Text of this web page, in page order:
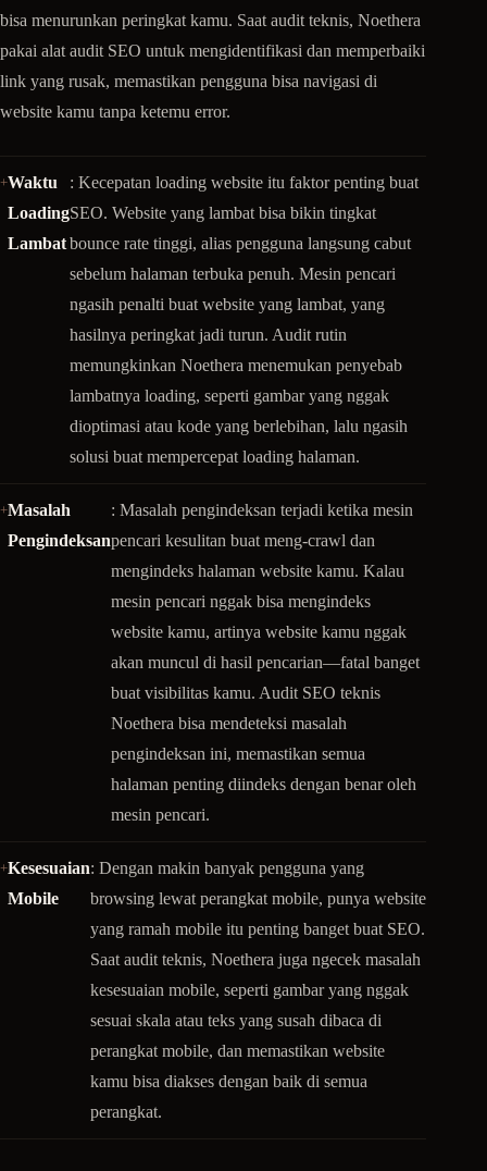
bisa menurunkan peringkat kamu. Saat audit teknis, Noethera
pakai alat audit SEO untuk mengidentifikasi dan memperbaiki
link yang rusak, memastikan pengguna bisa navigasi di
website kamu tanpa ketemu error.
Waktu
Loading
Lambat
: Kecepatan loading website itu faktor penting buat
SEO. Website yang lambat bisa bikin tingkat
bounce rate tinggi, alias pengguna langsung cabut
sebelum halaman terbuka penuh. Mesin pencari
ngasih penalti buat website yang lambat, yang
hasilnya peringkat jadi turun. Audit rutin
memungkinkan Noethera menemukan penyebab
lambatnya loading, seperti gambar yang nggak
dioptimasi atau kode yang berlebihan, lalu ngasih
solusi buat mempercepat loading halaman.
Masalah
Pengindeksan
: Masalah pengindeksan terjadi ketika mesin
pencari kesulitan buat meng-crawl dan
mengindeks halaman website kamu. Kalau
mesin pencari nggak bisa mengindeks
website kamu, artinya website kamu nggak
akan muncul di hasil pencarian—fatal banget
buat visibilitas kamu. Audit SEO teknis
Noethera bisa mendeteksi masalah
pengindeksan ini, memastikan semua
halaman penting diindeks dengan benar oleh
mesin pencari.
Kesesuaian
Mobile
: Dengan makin banyak pengguna yang
browsing lewat perangkat mobile, punya website
yang ramah mobile itu penting banget buat SEO.
Saat audit teknis, Noethera juga ngecek masalah
kesesuaian mobile, seperti gambar yang nggak
sesuai skala atau teks yang susah dibaca di
perangkat mobile, dan memastikan website
kamu bisa diakses dengan baik di semua
perangkat.